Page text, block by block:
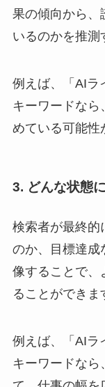
果の傾向から、
いるのかを推測
例えば、「AIラ
キーワードなら
めている可能性
3. どんな状態
検索者が最終的
のか、目標達
像することで、
ることができま
例えば、「AIラ
キーワードなら